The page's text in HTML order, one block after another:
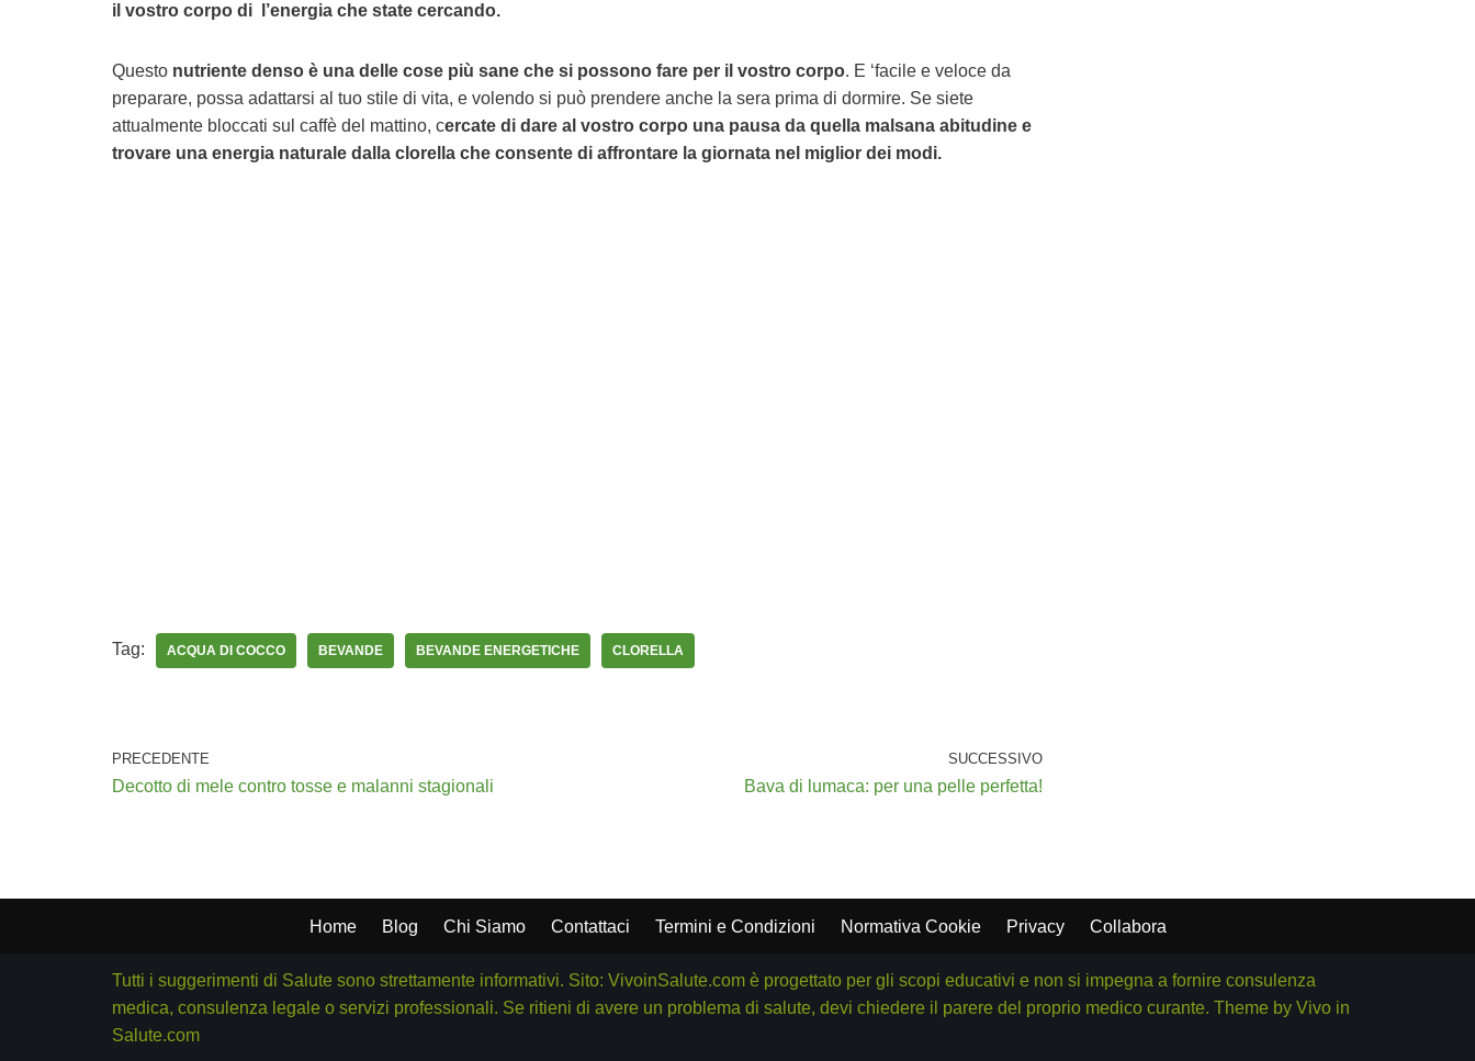
il vostro corpo di l’energia che state cercando.
Questo nutriente denso è una delle cose più sane che si possono fare per il vostro corpo. E ‘facile e veloce da
preparare, possa adattarsi al tuo stile di vita, e volendo si può prendere anche la sera prima di dormire. Se siete
attualmente bloccati sul caffè del mattino, cercate di dare al vostro corpo una pausa da quella malsana abitudine e
trovare una energia naturale dalla clorella che consente di affrontare la giornata nel miglior dei modi.
Tag: ACQUA DI COCCO BEVANDE BEVANDE ENERGETICHE CLORELLA
PRECEDENTE
Decotto di mele contro tosse e malanni stagionali
SUCCESSIVO
Bava di lumaca: per una pelle perfetta!
Home Blog Chi Siamo Contattaci Termini e Condizioni Normativa Cookie Privacy Collabora
Tutti i suggerimenti di Salute sono strettamente informativi. Sito: VivoinSalute.com è progettato per gli scopi educativi e non si impegna a fornire consulenza
medica, consulenza legale o servizi professionali. Se ritieni di avere un problema di salute, devi chiedere il parere del proprio medico curante. Theme by Vivo in
Salute.com